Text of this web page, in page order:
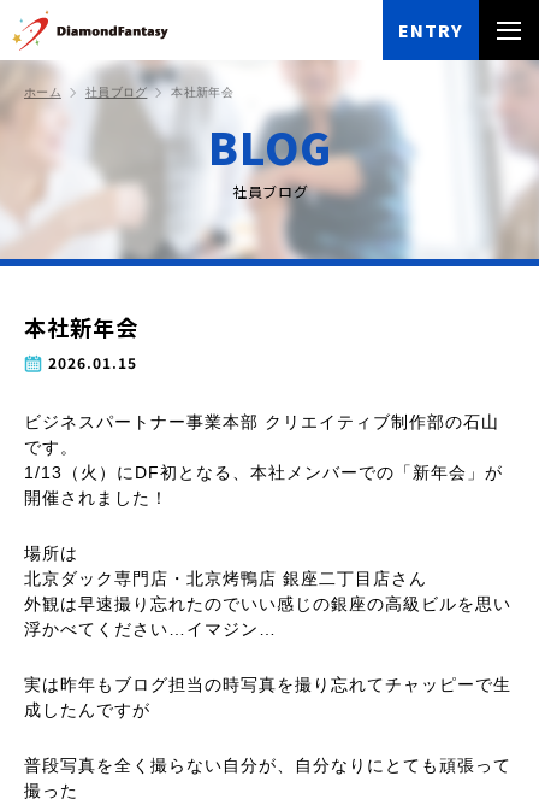
ENTRY
ホーム 社員ブログ 本社新年会
BLOG
社員ブログ
本社新年会
2026.01.15
ビジネスパートナー事業本部 クリエイティブ制作部の石山
です。
1/13（火）にDF初となる、本社メンバーでの「新年会」が
開催されました！
場所は
北京ダック専門店・北京烤鴨店 銀座二丁目店さん
外観は早速撮り忘れたのでいい感じの銀座の高級ビルを思い
浮かべてください…イマジン…
実は昨年もブログ担当の時写真を撮り忘れてチャッピーで生
成したんですが
普段写真を全く撮らない自分が、自分なりにとても頑張って
撮った